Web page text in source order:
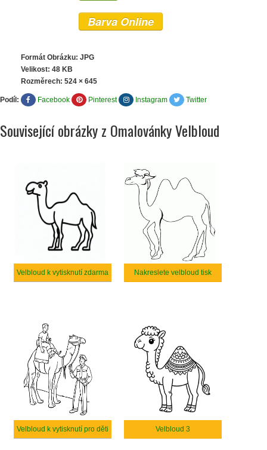
Barva Online
Formát Obrázku: JPG
Velikost: 48 KB
Rozměrech: 524 × 645
Podíl: Facebook Pinterest Instagram Twitter
Související obrázky z Omalovánky Velbloud
Velbloud k vytisknutí zdarma Nakreslete velbloud tisk
Velbloud k vytisknutí pro děti Velbloud 3